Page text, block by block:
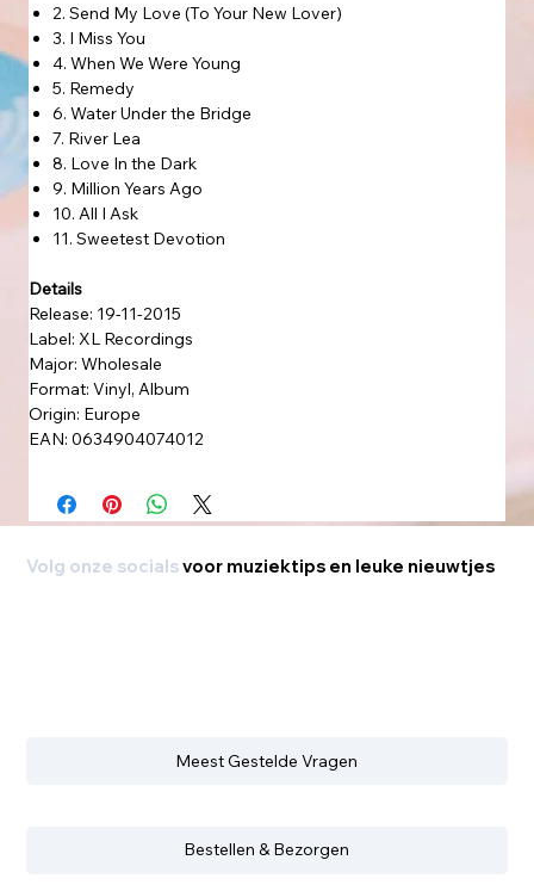
2. Send My Love (To Your New Lover)
3. I Miss You
4. When We Were Young
5. Remedy
6. Water Under the Bridge
7. River Lea
8. Love In the Dark
9. Million Years Ago
10. All I Ask
11. Sweetest Devotion
Details
Release: 19-11-2015
Label: XL Recordings
Major: Wholesale
Format: Vinyl, Album
Origin: Europe
EAN: 0634904074012
Volg onze socialsvoor muziektips en leuke nieuwtjes
Meest Gestelde Vragen
Bestellen & Bezorgen